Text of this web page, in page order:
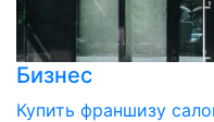
Бизнес
Купить франшизу